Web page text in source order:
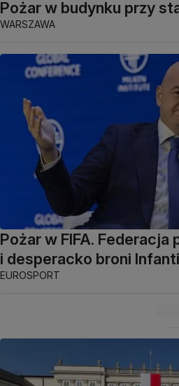
Pożar w budynku przy
WARSZAWA
Pożar w FIFA. Federacja
i desperacko broni
EUROSPORT